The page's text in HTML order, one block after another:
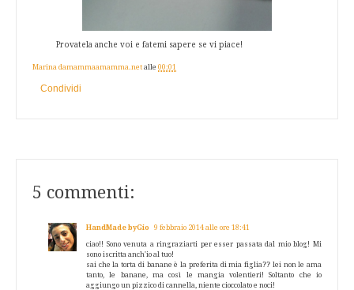
Provatela anche voi e fatemi sapere se vi piace!
Marina damammaamamma.net alle 00:01
Condividi
5 commenti:
HandMade byGio 9 febbraio 2014 alle ore 18:41
ciao!! Sono venuta a ringraziarti per esser passata dal mio blog! Mi
sono iscritta anch'io al tuo!
sai che la torta di banane è la preferita di mia figlia?? lei non le ama
tanto, le banane, ma così le mangia volentieri! Soltanto che io
aggiungo un pizzico di cannella, niente cioccolato e noci!